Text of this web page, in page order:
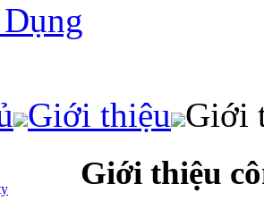
Giới thiệu Giới
Giới thiệu